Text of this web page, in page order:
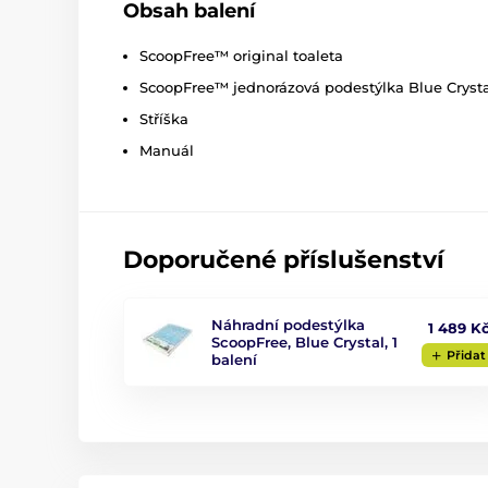
Obsah balení
ScoopFree™ original toaleta
ScoopFree™ jednorázová podestýlka Blue
Stříška
Manuál
Doporučené příslušenství
Náhradní podestýlka
ScoopFree, Blue Crystal, 1
balení
1 489
Přidat